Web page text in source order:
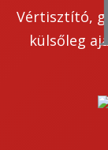
Vértisztító,
külsőleg